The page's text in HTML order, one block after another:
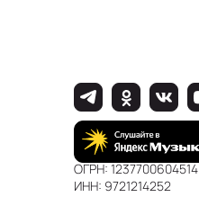
ОГРН: 1237700604514
ИНН: 9721214252